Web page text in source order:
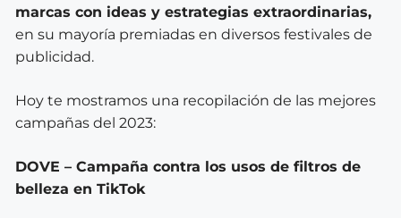
marcas con ideas y estrategias extraordinarias,
en su mayoría premiadas en diversos festivales de
publicidad.
Hoy te mostramos una recopilación de las mejores
campañas del 2023:
DOVE – Campaña contra los usos de filtros de
belleza en TikTok